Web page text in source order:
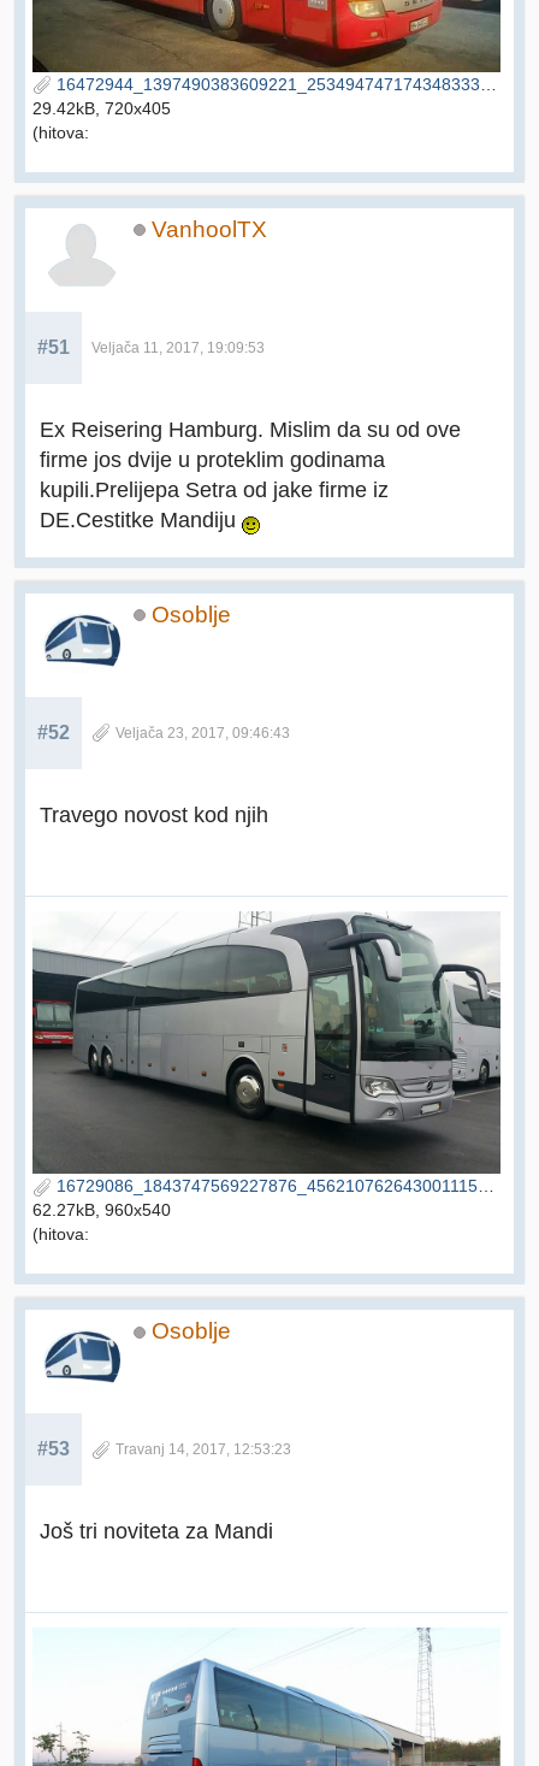
16472944_1397490383609221_2534947471743483338_n.jpg
29.42kB, 720x405
(hitova:
VanhoolTX
#51 Veljača 11, 2017, 19:09:53
Ex Reisering Hamburg. Mislim da su od ove
firme jos dvije u proteklim godinama
kupili.Prelijepa Setra od jake firme iz
DE.Cestitke Mandiju
Osoblje
#52 Veljača 23, 2017, 09:46:43
Travego novost kod njih
16729086_1843747569227876_4562107626430011152_n.jpg
62.27kB, 960x540
(hitova:
Osoblje
#53 Travanj 14, 2017, 12:53:23
Još tri noviteta za Mandi